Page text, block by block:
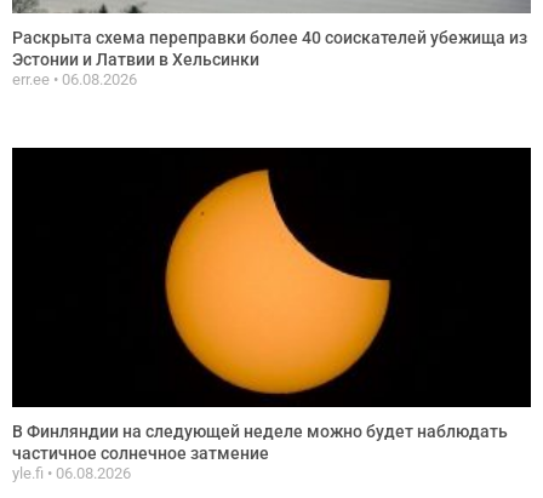
Раскрыта схема переправки более 40 соискателей убежища из
Эстонии и Латвии в Хельсинки
err.ee 06.08.2026
В Финляндии на следующей неделе можно будет наблюдать
частичное солнечное затмение
yle.fi 06.08.2026